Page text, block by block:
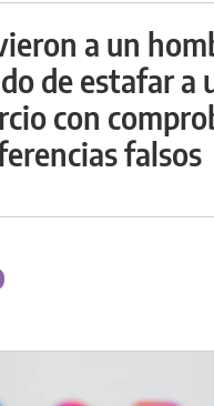
a un
de estafar a
con
falsos